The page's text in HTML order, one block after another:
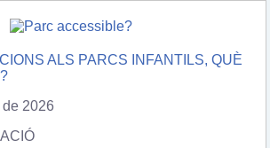
ALS PARCS INFANTILS, QUÈ
2026